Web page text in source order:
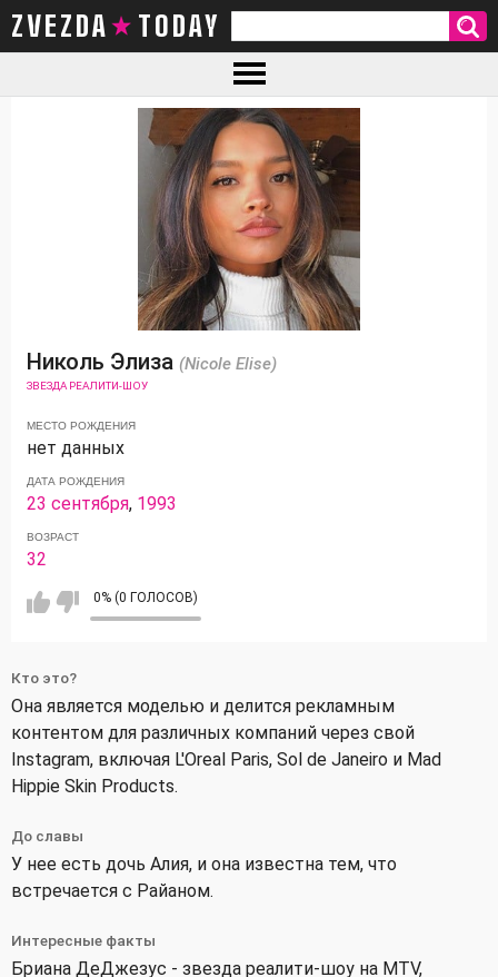
ZVEZDA TODAY
Николь Элиза (Nicole Elise)
ЗВЕЗДА РЕАЛИТИ-ШОУ
МЕСТО РОЖДЕНИЯ
нет данных
ДАТА РОЖДЕНИЯ
23 сентября, 1993
ВОЗРАСТ
32
0% (0 ГОЛОСОВ)
Кто это?
Она является моделью и делится рекламным
контентом для различных компаний через свой
Instagram, включая L'Oreal Paris, Sol de Janeiro и Mad
Hippie Skin Products.
До славы
У нее есть дочь Алия, и она известна тем, что
встречается с Райаном.
Интересные факты
Бриана ДеДжезус - звезда реалити-шоу на MTV,